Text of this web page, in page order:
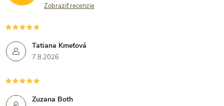
Zobraziť recenzie
Tatiana Kmeťová
7.8.2026
Zuzana Both